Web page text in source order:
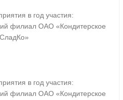
в год участия:
филиал ОАО «Кондитерское
в год участия:
филиал ОАО «Кондитерское